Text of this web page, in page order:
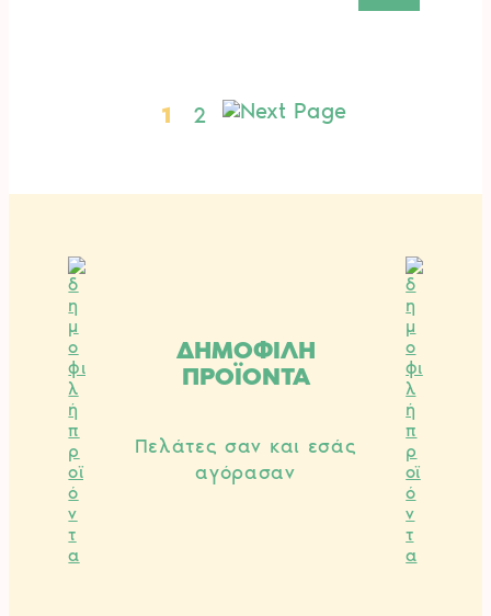
1 2
ΔΗΜΟΦΙΛΗ
ΠΡΟΪΟΝΤΑ
Πελάτες σαν και εσάς
αγόρασαν